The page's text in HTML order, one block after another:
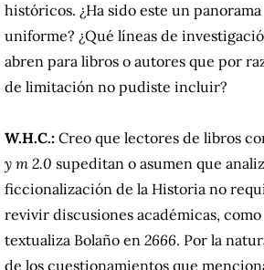
históricos. ¿Ha sido este un panorama
uniforme? ¿Qué líneas de
abren para libros o autores que por
de limitación no pudiste incluir?
W.H.C.: Creo que lectores de libros
y m 2.0 supeditan o asumen que
ficcionalización de la Historia no
revivir discusiones académicas, como
textualiza Bolaño en 2666. Por la
de los cuestionamientos que